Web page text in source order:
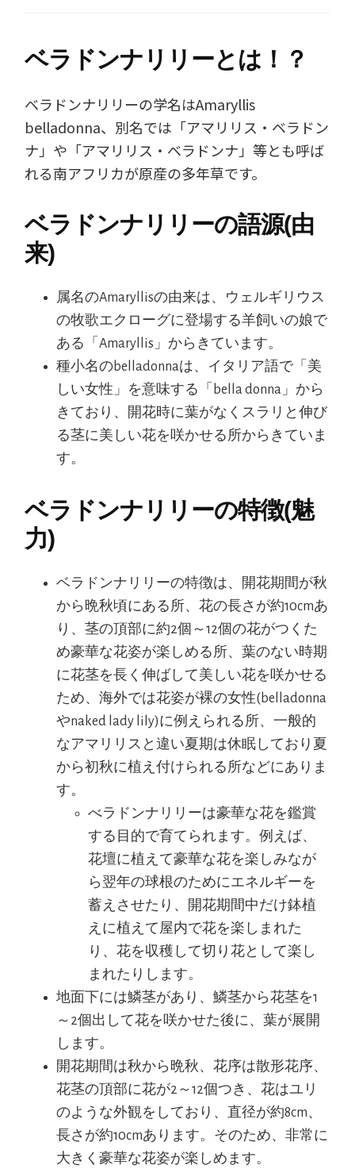
ベラドンナリリーとは！？
ベラドンナリリーの学名はAmaryllis
belladonna、別名では「アマリリス・ベラドン
ナ」や「アマリリス・ベラドンナ」等とも呼ば
れる南アフリカが原産の多年草です。
ベラドンナリリーの語源(由
来)
属名のAmaryllisの由来は、ウェルギリウス
の牧歌エクローグに登場する羊飼いの娘で
ある「Amaryllis」からきています。
種小名のbelladonnaは、イタリア語で「美
しい女性」を意味する「bella donna」から
きており、開花時に葉がなくスラリと伸び
る茎に美しい花を咲かせる所からきていま
す。
ベラドンナリリーの特徴(魅
力)
ベラドンナリリーの特徴は、開花期間が秋
から晩秋頃にある所、花の長さが約10cmあ
り、茎の頂部に約2個～12個の花がつくた
め豪華な花姿が楽しめる所、葉のない時期
に花茎を長く伸ばして美しい花を咲かせる
ため、海外では花姿が裸の女性(belladonna
やnaked lady lily)に例えられる所、一般的
なアマリリスと違い夏期は休眠しており夏
から初秋に植え付けられる所などにありま
す。
べラドンナリリーは豪華な花を鑑賞
する目的で育てられます。例えば、
花壇に植えて豪華な花を楽しみなが
ら翌年の球根のためにエネルギーを
蓄えさせたり、開花期間中だけ鉢植
えに植えて屋内で花を楽しまれた
り、花を収穫して切り花として楽し
まれたりします。
地面下には鱗茎があり、鱗茎から花茎を1
～2個出して花を咲かせた後に、葉が展開
します。
開花期間は秋から晩秋、花序は散形花序、
花茎の頂部に花が2～12個つき、花はユリ
のような外観をしており、直径が約8cm、
長さが約10cmあります。そのため、非常に
大きく豪華な花姿が楽しめます。